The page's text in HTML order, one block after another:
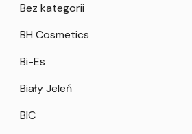
Bez kategorii
BH Cosmetics
Bi-Es
Biały Jeleń
BIC